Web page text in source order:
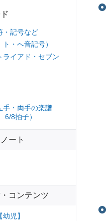
・記号など
・へ音記号）
ライアド・セブン
手・両手の楽譜
6/8拍子）
ート
コンテンツ
児】